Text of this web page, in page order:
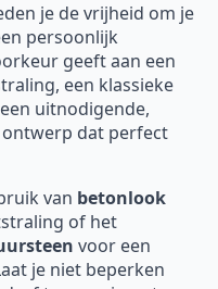
je de vrijheid om je
persoonlijk
geeft aan een
een klassieke
uitnodigende,
ontwerp dat perfect
van betonlook
of het
voor een
je niet beperken